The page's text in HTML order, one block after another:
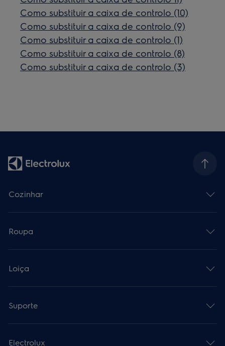
Como substituir a caixa de controlo (10)
Como substituir a caixa de controlo (9)
Como substituir a caixa de controlo (1)
Como substituir a caixa de controlo (8)
Como substituir a caixa de controlo (3)
Cozinhar
Roupa
Loiça
Suporte
Electrolux